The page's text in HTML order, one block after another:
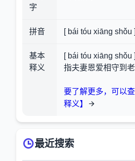
字
拼音 [ bái tóu xiāng shǒu ]
基本
释义
[ bái tóu xiāng shǒu ]
指夫妻恩爱相守到老
要了解更多，可以
释义】
最近搜索